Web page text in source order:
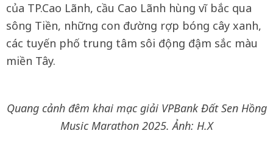
của TP.Cao Lãnh, cầu Cao Lãnh hùng vĩ bắc qua
sông Tiền, những con đường rợp bóng cây xanh,
các tuyến phố trung tâm sôi động đậm sắc màu
miền Tây.
Quang cảnh đêm khai mạc giải VPBank Đất Sen Hồng
Music Marathon 2025. Ảnh: H.X